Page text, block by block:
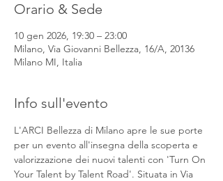
Orario & Sede
10 gen 2026, 19:30 – 23:00
Milano, Via Giovanni Bellezza, 16/A, 20136
Milano MI, Italia
Info sull'evento
L'ARCI Bellezza di Milano apre le sue porte
per un evento all'insegna della scoperta e
valorizzazione dei nuovi talenti con 'Turn On
Your Talent by Talent Road'. Situata in Via